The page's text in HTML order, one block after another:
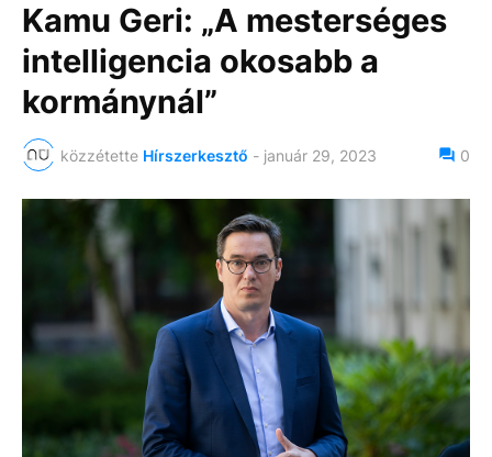
Kamu Geri: „A mesterséges
intelligencia okosabb a
kormánynál”
közzétette Hírszerkesztő - január 29, 2023 0